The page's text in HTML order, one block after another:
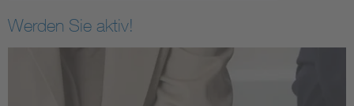
Werden Sie aktiv!